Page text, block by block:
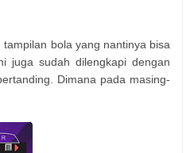
bola yang nantinya bisa
juga sudah dilengkapi dengan
Dimana pada masing-